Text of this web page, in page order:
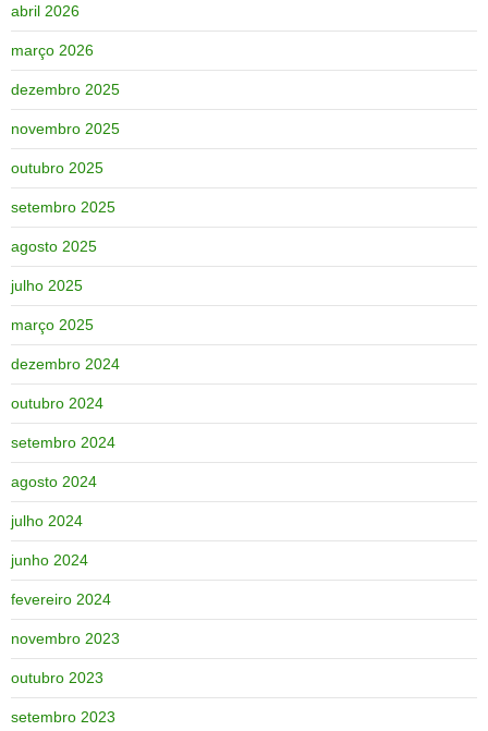
abril 2026
março 2026
dezembro 2025
novembro 2025
outubro 2025
setembro 2025
agosto 2025
julho 2025
março 2025
dezembro 2024
outubro 2024
setembro 2024
agosto 2024
julho 2024
junho 2024
fevereiro 2024
novembro 2023
outubro 2023
setembro 2023